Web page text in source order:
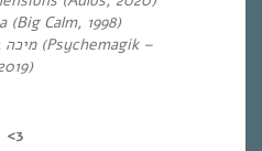
(Big Calm, 1998)
מיכה(Psychemagik –
<3